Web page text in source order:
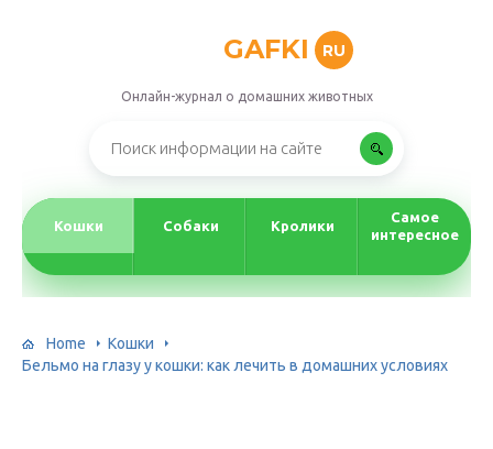
GAFKI RU
Онлайн-журнал о домашних животных
Кошки Собаки Кролики
Самое
интересное
Home
Кошки
Бельмо на глазу у кошки: как лечить в домашних условиях